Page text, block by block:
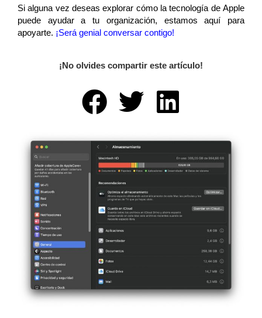
Si alguna vez deseas explorar cómo la tecnología de Apple
puede ayudar a tu organización, estamos aquí para
apoyarte. ¡Será genial conversar contigo!
¡No olvides compartir este artículo!